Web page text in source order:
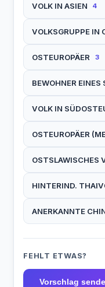
VOLK IN ASIEN 4
VOLKSGRUPPE IN
OSTEUROPÄER 3
BEWOHNER EINES
VOLK IN
OSTEUROPÄER
OSTSLAWISCHES
HINTERIND.
ANERKANNTE
FEHLT ETWAS?
Vorschlag